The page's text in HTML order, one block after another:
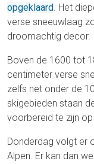
opgeklaard. Het
verse sneeuwlaag
droomachtig decor.
Boven de 1600 tot
centimeter verse
zelfs net onder de
skigebieden staan
voorbereid te zijn
Donderdag volgt er
Alpen. Er kan dan